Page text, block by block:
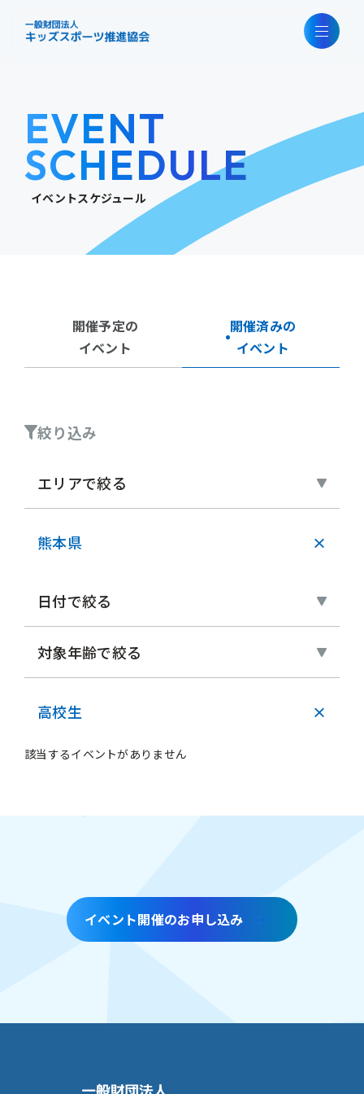
EVENT
SCHEDULE
イベントスケジュール
開催予定の
イベント
開催済みの
イベント
絞り込み
エリアで絞る
熊本県 ×
日付で絞る
対象年齢で絞る
高校生 ×
該当するイベントがありません
イベント開催のお申し込み